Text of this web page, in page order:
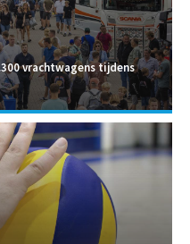
vrachtwagens tijdens